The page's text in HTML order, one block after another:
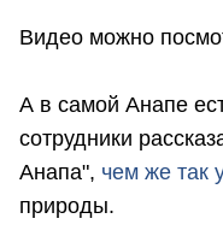
Видео можно
А в самой Анапе
сотрудники
Анапа", чем же так
природы.